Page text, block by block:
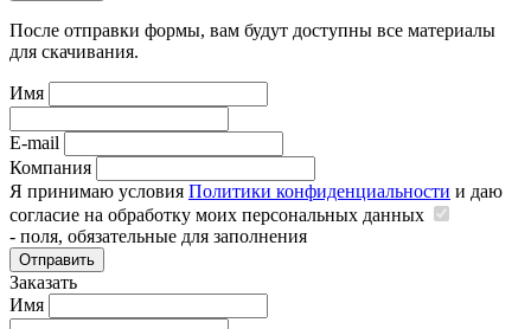
После отправки формы, вам будут доступны все материалы
для скачивания.
Имя
E-mail
Компания
Я принимаю условия Политики конфиденциальности и даю
согласие на обработку моих персональных данных
- поля, обязательные для заполнения
Отправить
Заказать
Имя